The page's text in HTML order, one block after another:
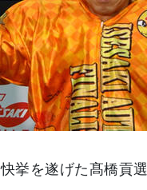
挙を遂げた髙橋貢